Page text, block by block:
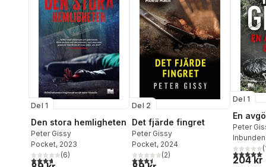
Del 1
Den stora hemligheten
Peter Gissy
Pocket, 2023
3,7utav 5 stjärnor. Totalt antal röster:
(6)
Del 2
Det fjärde fingret
Peter Gissy
Pocket, 2024
3,5utav 5 stjärnor. Totalt antal röster:
(2)
Del 1
En
Peter
Inbunden
5,0utav 5(
204 kr